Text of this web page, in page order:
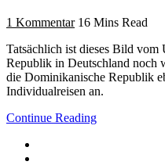
1 Kommentar 16 Mins Read
Tatsächlich ist dieses Bild
Republik in Deutschland noch
die Dominikanische Republik
Individualreisen an.
Continue Reading